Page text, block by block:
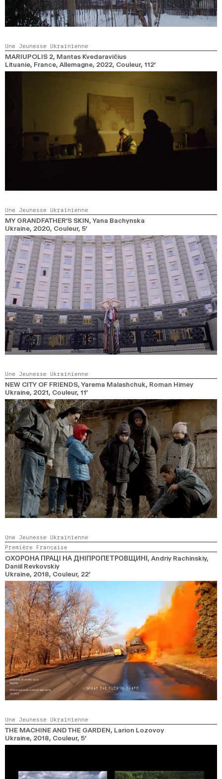
Une Jeunesse Ukrainienne
MARIUPOLIS 2, Mantas Kvedaravičius
Lituanie, France, Allemagne, 2022, Couleur, 112’
Une Jeunesse Ukrainienne
MY GRANDFATHER’S SKIN, Yana Bachynska
Ukraine, 2020, Couleur, 5’
Une Jeunesse Ukrainienne
NEW CITY OF FRIENDS, Yarema Malashchuk, Roman Himey
Ukraine, 2021, Couleur, 11’
Une Jeunesse Ukrainienne
Première Française
OХОРОНА ПРАЦІ НА ДНІПРОПЕТРОВЩИНІ, Andriy Rachinskiy,
Daniil Revkovskiy
Ukraine, 2018, Couleur, 22’
Une Jeunesse Ukrainienne
THE MACHINE AND THE GARDEN, Larion Lozovoy
Ukraine, 2018, Couleur, 5’